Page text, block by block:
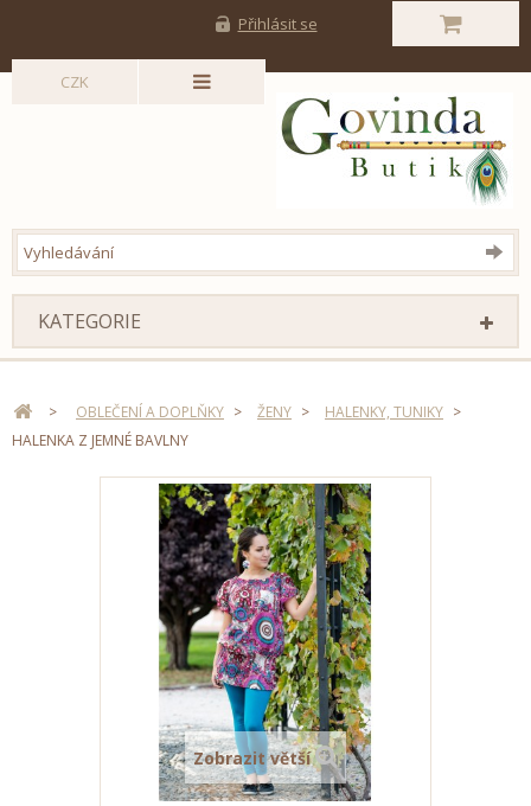
Přihlásit se
CZK
KATEGORIE
> OBLEČENÍ A DOPLŇKY > ŽENY > HALENKY, TUNIKY >
HALENKA Z JEMNÉ BAVLNY
Zobrazit větší